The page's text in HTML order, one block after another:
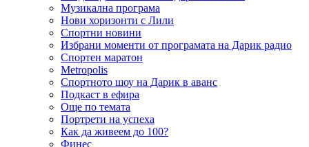
Музикална програма
Нови хоризонти с Лили
Спортни новини
Избрани моменти от програмата на Дарик радио
Спортен маратон
Metropolis
Спортното шоу на Дарик в аванс
Подкаст в ефира
Още по темата
Портрети на успеха
Как да живеем до 100?
Финес